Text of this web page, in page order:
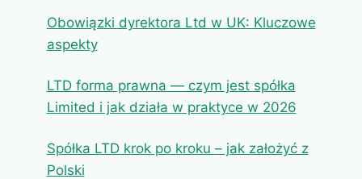
Obowiązki dyrektora Ltd w UK: Kluczowe
aspekty
LTD forma prawna — czym jest spółka
Limited i jak działa w praktyce w 2026
Spółka LTD krok po kroku – jak założyć z
Polski